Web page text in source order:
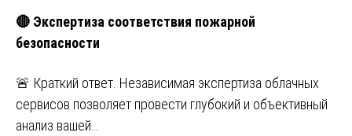
🔴 Экспертиза соответствия пожарной
безопасности
🚨 Краткий ответ. Независимая экспертиза облачных
сервисов позволяет провести глубокий и объективный
анализ вашей…